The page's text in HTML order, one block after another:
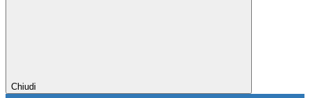
Chiudi